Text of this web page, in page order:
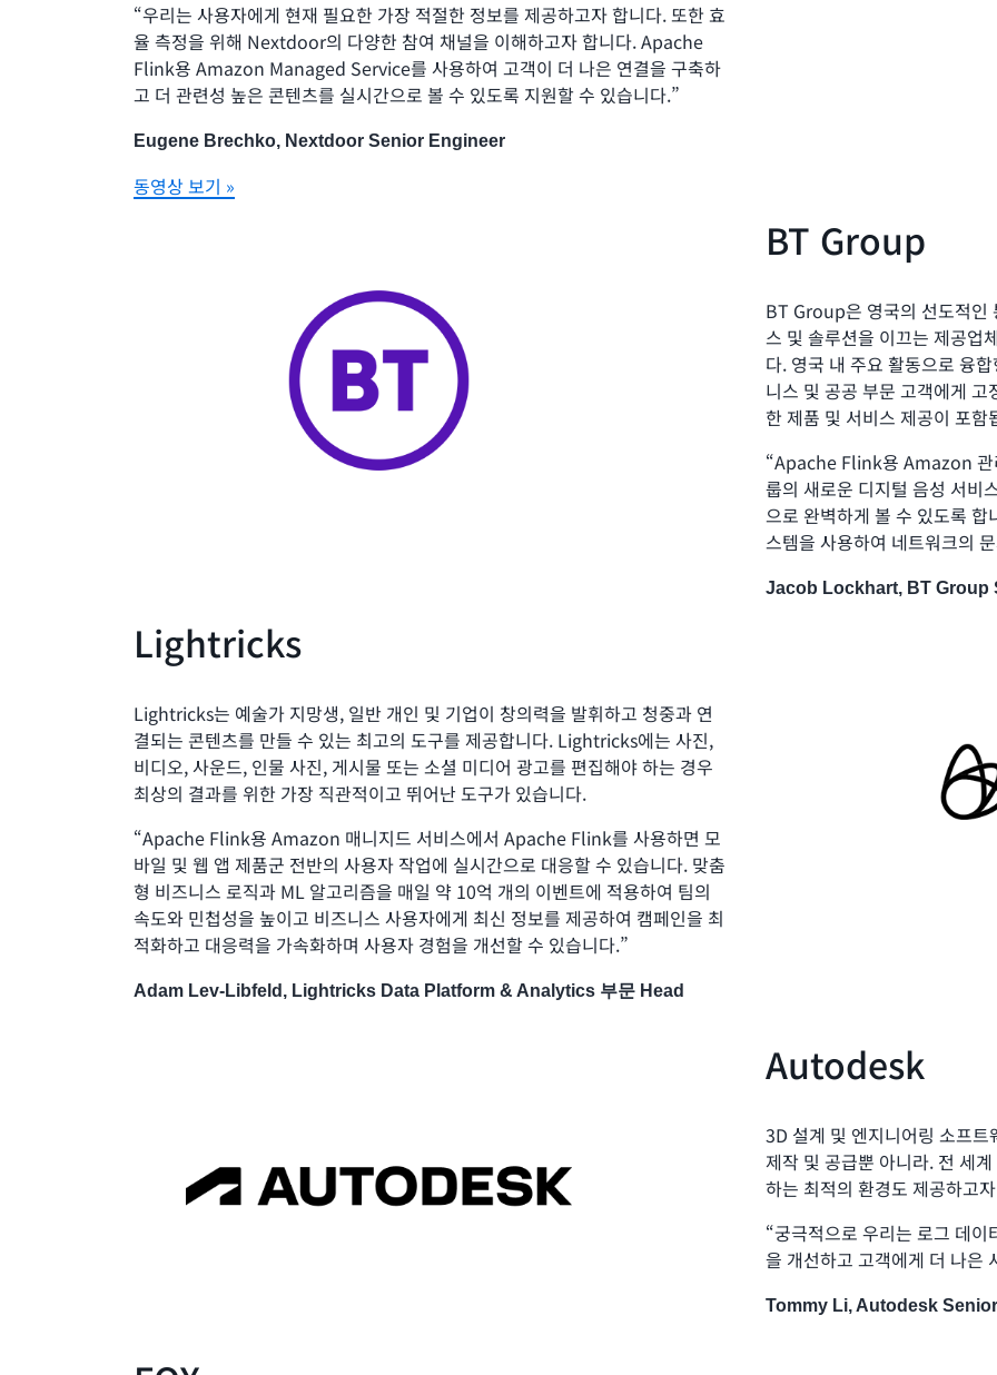
“우리는 사용자에게 현재 필요한 가장 적절한 정보를 제공하고자 합니다. 또한 효
율 측정을 위해 Nextdoor의 다양한 참여 채널을 이해하고자 합니다. Apache
Flink용 Amazon Managed Service를 사용하여 고객이 더 나은 연결을 구축하
고 더 관련성 높은 콘텐츠를 실시간으로 볼 수 있도록 지원할 수 있습니다.”
Eugene Brechko, Nextdoor Senior Engineer
동영상 보기 »
BT Group
BT Group은 영국의 선도적인
스 및 솔루션을 이끄는 제공업
다. 영국 내 주요 활동으로 융
니스 및 공공 부문 고객에게
한 제품 및 서비스 제공이 포
“Apache Flink용 Amazon 관
룹의 새로운 디지털 음성 서비
으로 완벽하게 볼 수 있도록
스템을 사용하여 네트워크의
Jacob Lockhart, BT Group
Lightricks
Lightricks는 예술가 지망생, 일반 개인 및 기업이 창의력을 발휘하고 청중과 연
결되는 콘텐츠를 만들 수 있는 최고의 도구를 제공합니다. Lightricks에는 사진,
비디오, 사운드, 인물 사진, 게시물 또는 소셜 미디어 광고를 편집해야 하는 경우
최상의 결과를 위한 가장 직관적이고 뛰어난 도구가 있습니다.
“Apache Flink용 Amazon 매니지드 서비스에서 Apache Flink를 사용하면 모
바일 및 웹 앱 제품군 전반의 사용자 작업에 실시간으로 대응할 수 있습니다. 맞춤
형 비즈니스 로직과 ML 알고리즘을 매일 약 10억 개의 이벤트에 적용하여 팀의
속도와 민첩성을 높이고 비즈니스 사용자에게 최신 정보를 제공하여 캠페인을 최
적화하고 대응력을 가속화하며 사용자 경험을 개선할 수 있습니다.”
Adam Lev-Libfeld, Lightricks Data Platform & Analytics 부문 Head
Autodesk
3D 설계 및 엔지니어링 소프
제작 및 공급뿐 아니라. 전 세
하는 최적의 환경도 제공하고
“궁극적으로 우리는 로그 데
을 개선하고 고객에게 더 나은
Tommy Li, Autodesk